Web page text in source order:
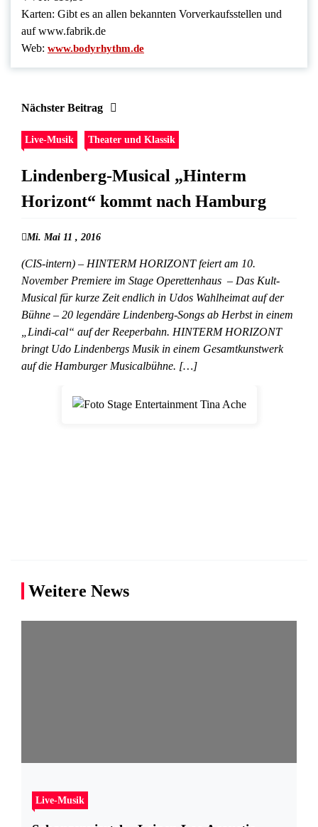
Karten: Gibt es an allen bekannten Vorverkaufsstellen und
auf www.fabrik.de
Web: www.bodyrhythm.de
Nächster Beitrag
Live-Musik Theater und Klassik
Lindenberg-Musical „Hinterm
Horizont“ kommt nach Hamburg
Mi. Mai 11 , 2016
(CIS-intern) – HINTERM HORIZONT feiert am 10.
November Premiere im Stage Operettenhaus – Das Kult-
Musical für kurze Zeit endlich in Udos Wahlheimat auf der
Bühne – 20 legendäre Lindenberg-Songs ab Herbst in einem
„Lindi-cal“ auf der Reeperbahn. HINTERM HORIZONT
bringt Udo Lindenbergs Musik in einem Gesamtkunstwerk
auf die Hamburger Musicalbühne. […]
Weitere News
Live-Musik